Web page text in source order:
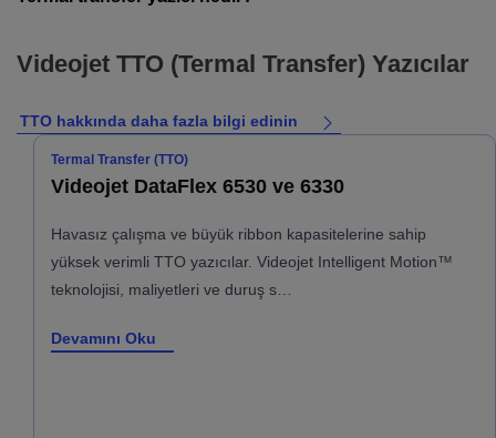
Videojet TTO (Termal Transfer) Yazıcılar
TTO hakkında daha fazla bilgi edinin
Termal Transfer (TTO)
Videojet DataFlex 6530 ve 6330
Havasız çalışma ve büyük ribbon kapasitelerine sahip
yüksek verimli TTO yazıcılar. Videojet Intelligent Motion™
teknolojisi, maliyetleri ve duruş s…
Devamını Oku